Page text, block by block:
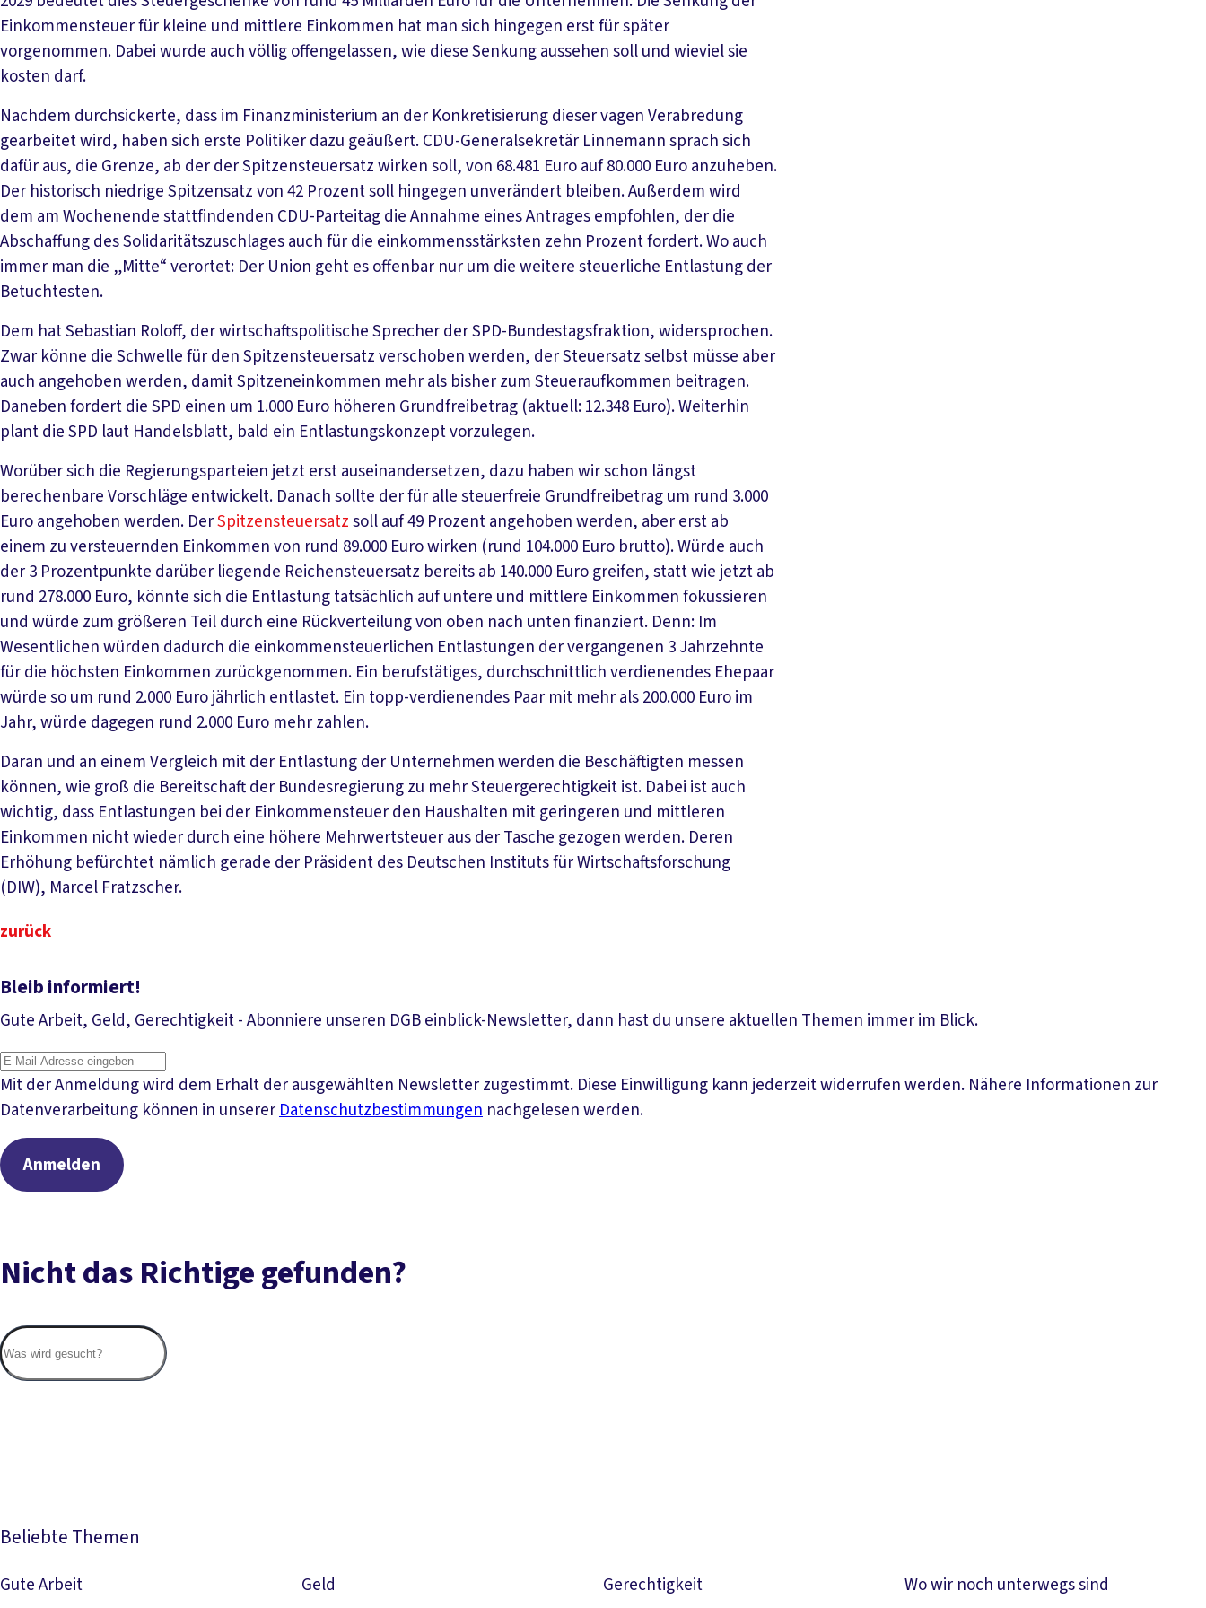
Einkommensteuer für kleine und mittlere Einkommen hat man sich hingegen erst für später
vorgenommen. Dabei wurde auch völlig offengelassen, wie diese Senkung aussehen soll und wieviel sie
kosten darf.
Nachdem durchsickerte, dass im Finanzministerium an der Konkretisierung dieser vagen Verabredung
gearbeitet wird, haben sich erste Politiker dazu geäußert. CDU-Generalsekretär Linnemann sprach sich
dafür aus, die Grenze, ab der der Spitzensteuersatz wirken soll, von 68.481 Euro auf 80.000 Euro anzuheben.
Der historisch niedrige Spitzensatz von 42 Prozent soll hingegen unverändert bleiben. Außerdem wird
dem am Wochenende stattfindenden CDU-Parteitag die Annahme eines Antrages empfohlen, der die
Abschaffung des Solidaritätszuschlages auch für die einkommensstärksten zehn Prozent fordert. Wo auch
immer man die „Mitte“ verortet: Der Union geht es offenbar nur um die weitere steuerliche Entlastung der
Betuchtesten.
Dem hat Sebastian Roloff, der wirtschaftspolitische Sprecher der SPD-Bundestagsfraktion, widersprochen.
Zwar könne die Schwelle für den Spitzensteuersatz verschoben werden, der Steuersatz selbst müsse aber
auch angehoben werden, damit Spitzeneinkommen mehr als bisher zum Steueraufkommen beitragen.
Daneben fordert die SPD einen um 1.000 Euro höheren Grundfreibetrag (aktuell: 12.348 Euro). Weiterhin
plant die SPD laut Handelsblatt, bald ein Entlastungskonzept vorzulegen.
Worüber sich die Regierungsparteien jetzt erst auseinandersetzen, dazu haben wir schon längst
berechenbare Vorschläge entwickelt. Danach sollte der für alle steuerfreie Grundfreibetrag um rund 3.000
Euro angehoben werden. DerSpitzensteuersatzsoll auf 49 Prozent angehoben werden, aber erst ab
einem zu versteuernden Einkommen von rund 89.000 Euro wirken (rund 104.000 Euro brutto). Würde auch
der 3 Prozentpunkte darüber liegende Reichensteuersatz bereits ab 140.000 Euro greifen, statt wie jetzt ab
rund 278.000 Euro, könnte sich die Entlastung tatsächlich auf untere und mittlere Einkommen fokussieren
und würde zum größeren Teil durch eine Rückverteilung von oben nach unten finanziert. Denn: Im
Wesentlichen würden dadurch die einkommensteuerlichen Entlastungen der vergangenen 3 Jahrzehnte
für die höchsten Einkommen zurückgenommen. Ein berufstätiges, durchschnittlich verdienendes Ehepaar
würde so um rund 2.000 Euro jährlich entlastet. Ein topp-verdienendes Paar mit mehr als 200.000 Euro im
Jahr, würde dagegen rund 2.000 Euro mehr zahlen.
Daran und an einem Vergleich mit der Entlastung der Unternehmen werden die Beschäftigten messen
können, wie groß die Bereitschaft der Bundesregierung zu mehr Steuergerechtigkeit ist. Dabei ist auch
wichtig, dass Entlastungen bei der Einkommensteuer den Haushalten mit geringeren und mittleren
Einkommen nicht wieder durch eine höhere Mehrwertsteuer aus der Tasche gezogen werden. Deren
Erhöhung befürchtet nämlich gerade der Präsident des Deutschen Instituts für Wirtschaftsforschung
(DIW), Marcel Fratzscher.
zurück
Bleib informiert!
Gute Arbeit, Geld, Gerechtigkeit - Abonniere unseren DGB einblick-Newsletter, dann hast du unsere aktuellen Themen immer im Blick.
Mit der Anmeldung wird dem Erhalt der ausgewählten Newsletter zugestimmt. Diese Einwilligung kann jederzeit widerrufen werden. Nähere Informationen zur
Datenverarbeitung können in unsererDatenschutzbestimmungen nachgelesen werden.
Anmelden
Nicht das Richtige gefunden?
Beliebte Themen
Gute Arbeit Geld Gerechtigkeit Wo wir noch unterwegs sind